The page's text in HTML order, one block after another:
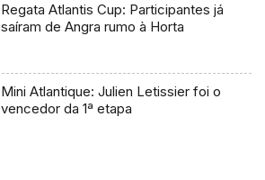
Regata Atlantis Cup: Participantes já
saíram de Angra rumo à Horta
Mini Atlantique: Julien Letissier foi o
vencedor da 1ª etapa